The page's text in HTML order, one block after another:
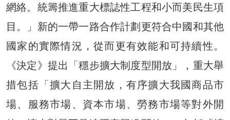
網絡。統籌推進重大標誌性工程和小而美民生項
目。」新的一帶一路合作計劃更符合中國和其他
國家的實際情況，從而更有效能和可持續性。
《決定》提出「穩步擴大制度型開放」，重大舉
措包括「擴大自主開放，有序擴大我國商品市
場、服務市場、資本市場、勞務市場等對外開